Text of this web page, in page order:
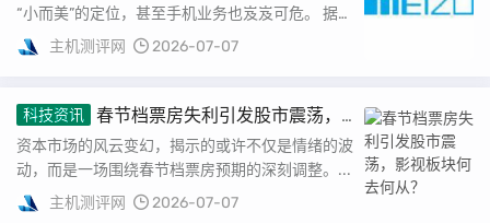
“小而美”的定位，甚至手机业务也岌岌可危。 据
《界面新闻》援引多位知情人士的消息，魅族手...
主机测评网 2026-07-07
科技资讯
春节档票房失利引发股市震荡，
影视板块何去何从？
资本市场的风云变幻，揭示的或许不仅是情绪的波
动，而是一场围绕春节档票房预期的深刻调整。...
主机测评网
2026-07-07